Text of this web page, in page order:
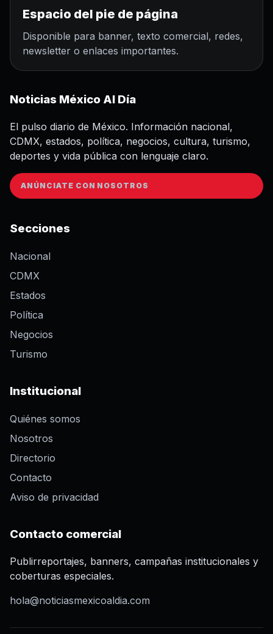
Espacio del pie de página
Disponible para banner, texto comercial, redes,
newsletter o enlaces importantes.
Noticias México Al Día
El pulso diario de México. Información nacional,
CDMX, estados, política, negocios, cultura, turismo,
deportes y vida pública con lenguaje claro.
ANÚNCIATE CON NOSOTROS
Secciones
Nacional
CDMX
Estados
Política
Negocios
Turismo
Institucional
Quiénes somos
Nosotros
Directorio
Contacto
Aviso de privacidad
Contacto comercial
Publirreportajes, banners, campañas institucionales y
coberturas especiales.
hola@noticiasmexicoaldia.com